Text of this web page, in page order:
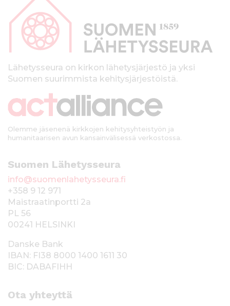
p
kLähetysseura on kirkon lähetysjärjestö ja yksi
Suomen suurimmista kehitysjärjestöistä.
Olemme jäsenenä kirkkojen kehitysyhteistyön ja
humanitaarisen avun kansainvälisessä verkostossa.
Suomen Lähetysseura
info@suomenlahetysseura.fi
+358 9 12 971
Maistraatinportti 2a
PL 56
00241 HELSINKI
Danske Bank
IBAN: FI38 8000 1400 1611 30
BIC: DABAFIHH
Ota yhteyttä